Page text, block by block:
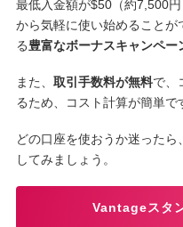
最低入金額が$50（約7,500
から気軽に使い始めること
る豊富なボーナスキャンペ
また、 取引手数料が無料で、
るため、コスト計算が簡単で
どの口座を使おうか迷った
してみましょう。
Vantageスタ